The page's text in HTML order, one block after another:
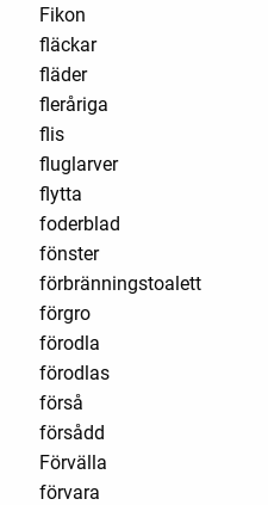
Fikon
fläckar
fläder
fleråriga
flis
fluglarver
flytta
foderblad
fönster
förbränningstoalett
förgro
förodla
förodlas
förså
försådd
Förvälla
förvara